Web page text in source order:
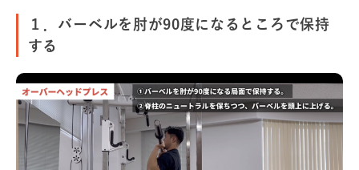
１．バーベルを肘が90度になるところで保持
する